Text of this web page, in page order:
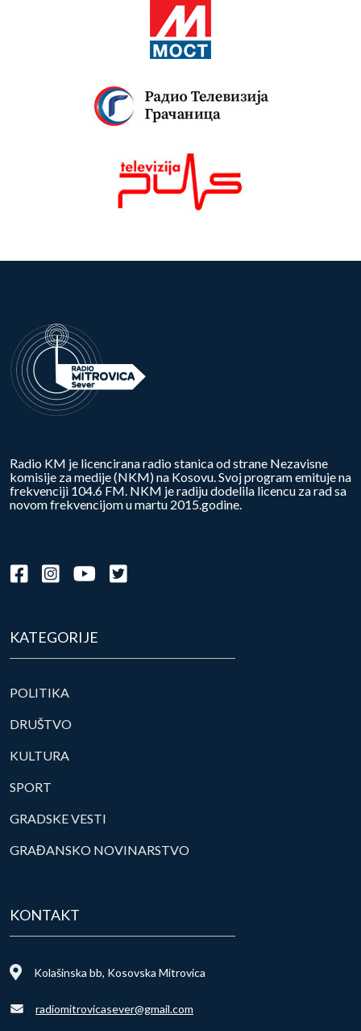
Radio KM je licencirana radio stanica od strane Nezavisne
komisije za medije (NKM) na Kosovu. Svoj program emituje na
frekvenciji 104.6 FM. NKM je radiju dodelila licencu za rad sa
novom frekvencijom u martu 2015.godine.
KATEGORIJE
POLITIKA
DRUŠTVO
KULTURA
SPORT
GRADSKE VESTI
GRAĐANSKO NOVINARSTVO
KONTAKT
Kolašinska bb, Kosovska Mitrovica
radiomitrovicasever@gmail.com